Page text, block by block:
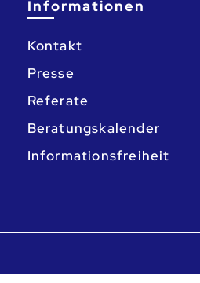
Informationen
Kontakt
Presse
Referate
Beratungskalender
Informationsfreiheit